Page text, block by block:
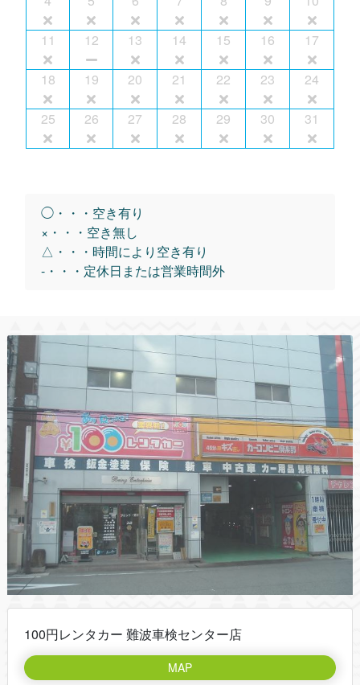
11 12 13 14 15 16 17
18 19 20 21 22 23 24
25 26 27 28 29 30 31
◯・・・空き有り
×・・・空き無し
△・・・時間により空き有り
-・・・定休日または営業時間外
100円レンタカー 難波車検センター店
MAP